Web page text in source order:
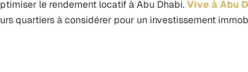
le rendement locatif à Abu Dhabi.Vive à Abu
quartiers à considérer pour un investissement